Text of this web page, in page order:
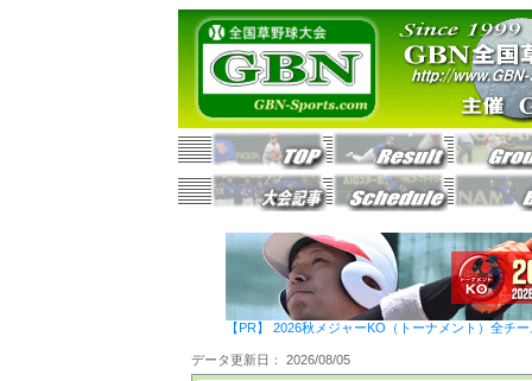
【PR】 2026秋メジャーKO（トーナメント）全チ
データ更新日： 2026/08/05